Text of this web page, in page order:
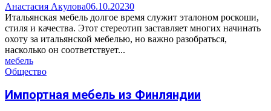
Анастасия Акулова06.10.20230
Итальянская мебель долгое время служит эталоном роскоши,
стиля и качества. Этот стереотип заставляет многих начинать
охоту за итальянской мебелью, но важно разобраться,
насколько он соответствует...
мебель
Общество
Импортная мебель из Финляндии